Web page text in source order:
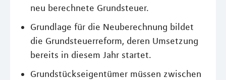
neu berechnete Grundsteuer.
Grundlage für die Neuberechnung bildet
die Grundsteuerreform, deren Umsetzung
bereits in diesem Jahr startet.
Grundstückseigentümer müssen zwischen